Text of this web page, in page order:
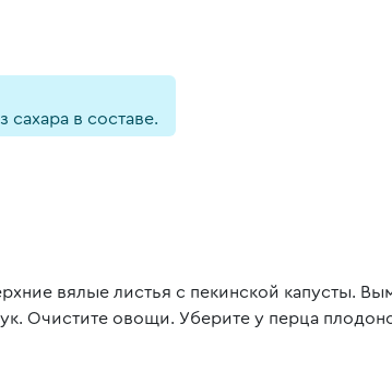
в составе.
вялые листья с пекинской капусты.
Очистите овощи. Уберите у перца